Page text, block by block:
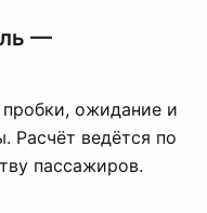
—
ожидание и
Расчёт ведётся по
пассажиров.